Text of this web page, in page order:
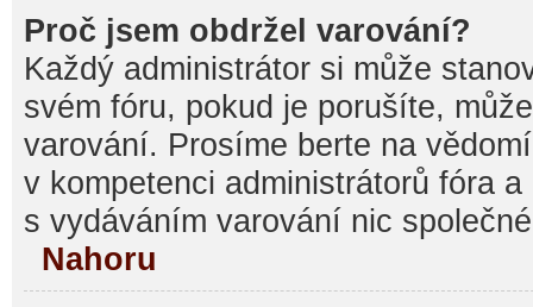
Proč jsem obdržel varování?
Každý administrátor si může
svém fóru, pokud je porušíte,
varování. Prosíme berte na
v kompetenci administrátorů fóra
s vydáváním varování nic
Nahoru